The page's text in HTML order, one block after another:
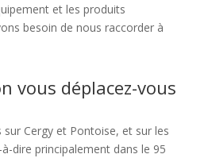
et les produits
besoin de nous raccorder à
vous déplacez-vous
Cergy et Pontoise, et sur les
à-dire principalement dans le 95